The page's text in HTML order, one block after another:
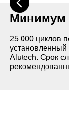
Минимум
25 000 циклов
установленный
Alutech. Срок